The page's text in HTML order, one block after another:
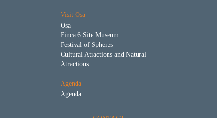
Visit Osa
Osa
Finca 6 Site Museum
Festival of Spheres
Cultural Atractions and Natural
Atractions
Agenda
Agenda